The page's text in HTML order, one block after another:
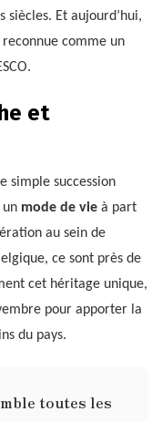
siècles. Et aujourd’hui,
comme un
et
simple succession
un mode de vie à part
au sein de
ce sont près de
cet héritage unique,
pour apporter la
du pays.
toutes les